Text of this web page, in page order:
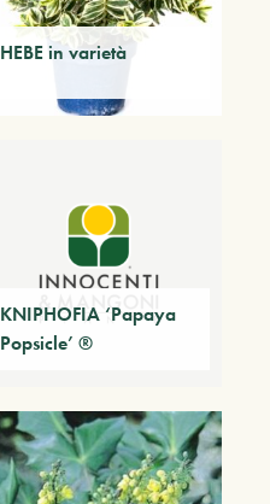
HEBE in varietà
KNIPHOFIA ‘Papaya
Popsicle’ ®